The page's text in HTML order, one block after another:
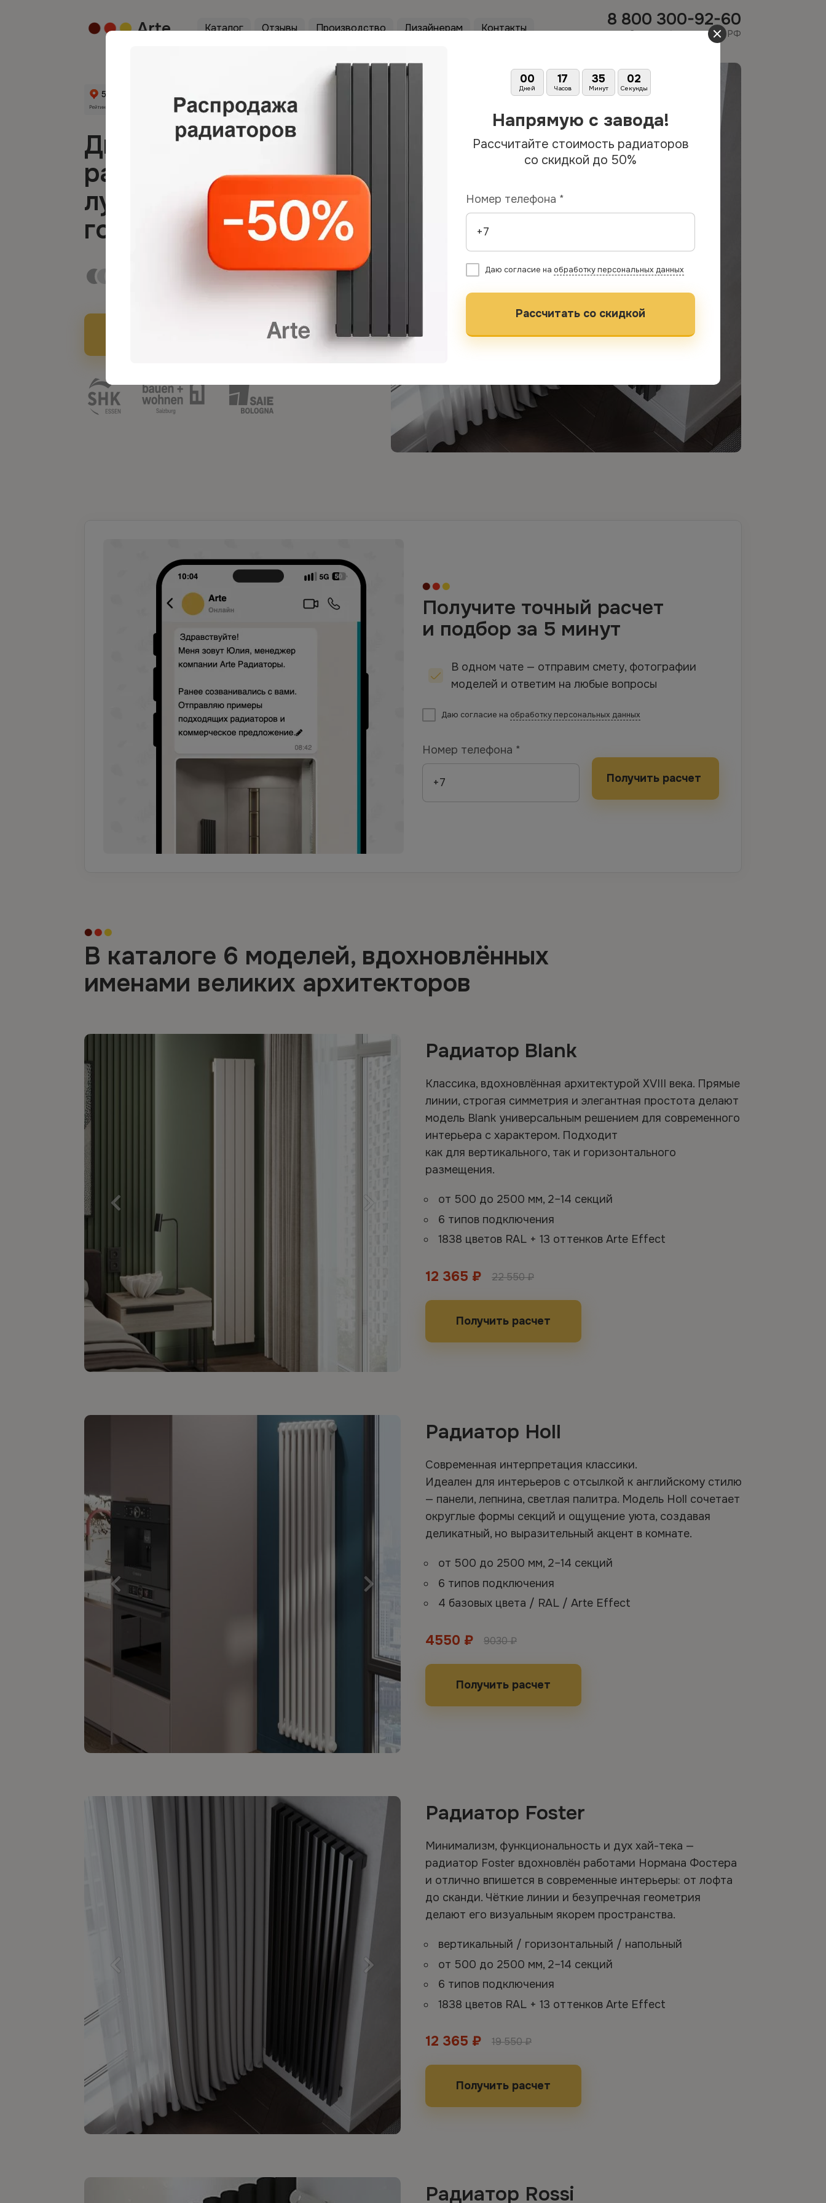
Arte Каталог Отзывы Производство Дизайнерам Контакты 8 800 300-92-60
Звоните бесплатно по РФ
-50%
Дизайнерские
радиаторы Arte:
лучшие модели 2026
года от 7500 ₽
1838 цветов и оттенков
под ваш интерьер
Получите точный расчет
и подбор за 5 минут
В одном чате — отправим смету, фотографии
моделей и ответим на любые вопросы
Даю согласие на обработку персональных данных
Номер телефона *
Получить расчет
В каталоге 6 моделей, вдохновлённых
именами великих архитекторов
Радиатор Blank
Классика, вдохновлённая архитектурой XVIII века. Прямые
линии, строгая симметрия и элегантная простота делают
модель Blank универсальным решением для современного
интерьера с характером. Подходит
как для вертикального, так и горизонтального
размещения.
от 500 до 2500 мм, 2–14 секций
6 типов подключения
1838 цветов RAL + 13 оттенков Arte Effect
12 365 ₽ 22 550 ₽
Получить расчет
Радиатор Holl
Современная интерпретация классики.
Идеален для интерьеров с отсылкой к английскому стилю
— панели, лепнина, светлая палитра. Модель Holl сочетает
округлые формы секций и ощущение уюта, создавая
деликатный, но выразительный акцент в комнате.
от 500 до 2500 мм, 2–14 секций
6 типов подключения
4 базовых цвета / RAL / Arte Effect
4550 ₽ 9030 ₽
Получить расчет
Радиатор Foster
Минимализм, функциональность и дух хай-тека —
радиатор Foster вдохновлён работами Нормана Фостера
и отлично впишется в современные интерьеры: от лофта
до сканди. Чёткие линии и безупречная геометрия
делают его визуальным якорем пространства.
вертикальный / горизонтальный / напольный
от 500 до 2500 мм, 2–14 секций
6 типов подключения
1838 цветов RAL + 13 оттенков Arte Effect
12 365 ₽ 19 550 ₽
Получить расчет
Радиатор Rossi
00
Дней
17
Часов
35
Минут
00
Секунд
Напрямую с завода!
Рассчитайте стоимость радиаторов
со скидкой до 50%
Номер телефона *
Даю согласие на обработку персональных данных
Рассчитать со скидкой